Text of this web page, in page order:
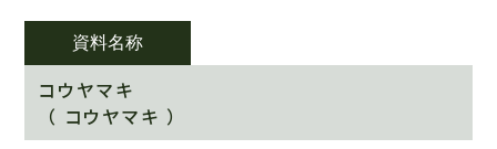
資料名称
コウヤマキ
（ コウヤマキ ）